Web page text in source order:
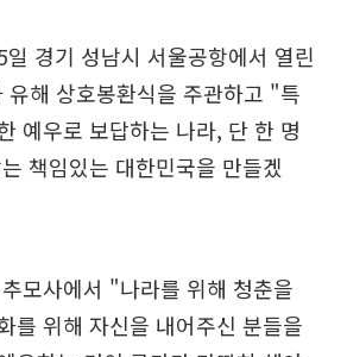
경기 성남시 서울공항에서 열린
유해 상호봉환식을 주관하고 "특
예우로 보답하는 나라, 단 한 명
책임있는 대한민국을 만들겠
모사에서 "나라를 위해 청춘을
를 위해 자신을 내어주신 분들을